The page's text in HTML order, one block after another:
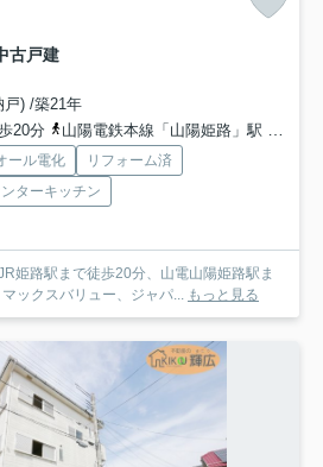
古戸建
戸) /築21年
20分
山陽電鉄本線「山陽姫路」駅 徒歩18分
ール電化
リフォーム済
ターキッチン
姫路駅まで徒歩20分、山電山陽姫路駅ま
ックスバリュー、ジャパ...
もっと見る